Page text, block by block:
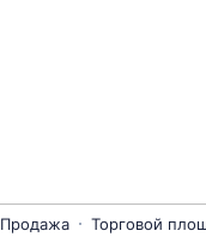
Продажа Торговой